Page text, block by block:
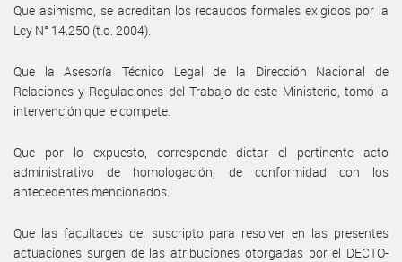
Que asimismo, se acreditan los recaudos formales exigidos por la
Ley N° 14.250 (t.o. 2004).
Que la Asesoría Técnico Legal de la Dirección Nacional de
Relaciones y Regulaciones del Trabajo de este Ministerio, tomó la
intervención que le compete.
Que por lo expuesto, corresponde dictar el pertinente acto
administrativo de homologación, de conformidad con los
antecedentes mencionados.
Que las facultades del suscripto para resolver en las presentes
actuaciones surgen de las atribuciones otorgadas por el DECTO-